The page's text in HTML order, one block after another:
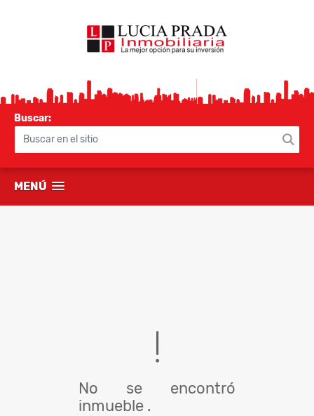
Buscar:
MENÚ
No se encontró
inmueble .